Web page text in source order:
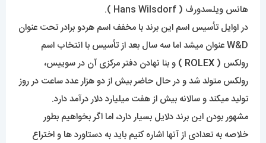
هانس ویلسدورف ( Hans Wilsdorf ).
در اوایل تأسیس اسم این برند با مخفف اسم هردو برادر تحت عنوان
W&D عنوان میشد اما سه سال بعد از تأسیس با انتخاب اسم
رولکس ( ROLEX ) و بنا نهادن دفتر مرکزی آن در سوییس،
رولکس متولد شد و در حال حاضر بیش از دو هزار عدد ساعت در روز
تولید میکند و سالانه بیش از هفت میلیارد دلار درآمد دارد.
مشهور بودن این برند دلایل بسیار دارد، اما اگر بخواهیم بطور
خلاصه به تعدادی از آنها اشاره کنیم باید به دستاورد ها و اختراع